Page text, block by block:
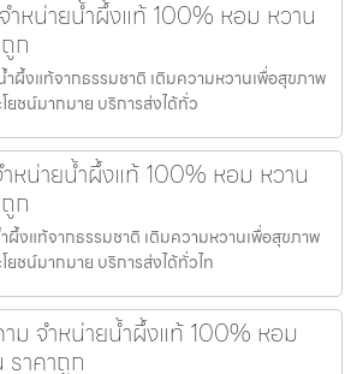
ำหน่ายน้ำผึ้งแท้ 100% หอม หวาน
ก
ผึ้งแท้จากธรรมชาติ เติมความหวานเพื่อสุขภาพ
ยชน์มากมาย บริการส่งได้ทั่ว
หน่ายน้ำผึ้งแท้ 100% หอม หวาน
ก
ผึ้งแท้จากธรรมชาติ เติมความหวานเพื่อสุขภาพ
ยชน์มากมาย บริการส่งได้ทั่วไท
ม จำหน่ายน้ำผึ้งแท้ 100% หอม
าคาถูก